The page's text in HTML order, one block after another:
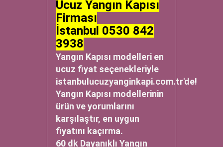
Ucuz Yangın Kapısı
Firması
İstanbul 0530 842
3938
Yangın Kapısı modelleri en
ucuz fiyat seçenekleriyle
istanbulucuzyanginkapi.com.tr'de!
Yangın Kapısı modellerinin
ürün ve yorumlarını
karşılaştır, en uygun
fiyatını kaçırma.
60 dk Dayanıklı Yangın